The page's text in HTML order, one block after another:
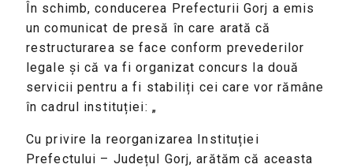
În schimb, conducerea Prefecturii Gorj a emis
un comunicat de presă în care arată că
restructurarea se face conform prevederilor
legale și că va fi organizat concurs la două
servicii pentru a fi stabiliți cei care vor rămâne
în cadrul instituției: „
Cu privire la reorganizarea Instituției
Prefectului – Județul Gorj, arătăm că aceasta